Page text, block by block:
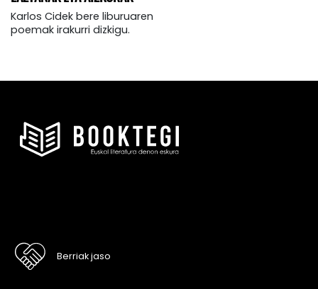
Karlos Cidek bere liburuaren
poemak irakurri dizkigu.
Berriak jaso